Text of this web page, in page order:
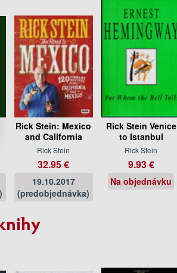
Rick Stein: Mexico
and California
Rick Stein
32.95 €
19.10.2017
(predobjednávka)
Rick Stein Venice
to Istanbul
Rick Stein
9.93 €
Na objednávku